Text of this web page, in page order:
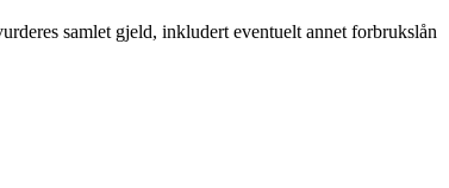
samlet gjeld, inkludert eventuelt annet forbrukslån